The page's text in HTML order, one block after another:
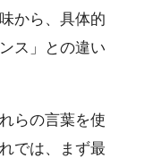
から、具体的
ス」との違い
らの言葉を使
では、まず最